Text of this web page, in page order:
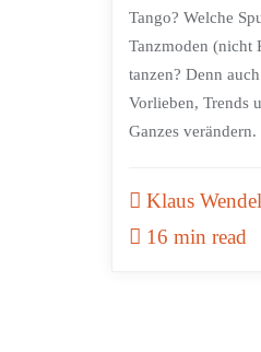
Tango? Welche
Tanzmoden (nicht
tanzen? Denn
Vorlieben, Trends
Ganzes verändern.
Klaus Wendel
16 min read